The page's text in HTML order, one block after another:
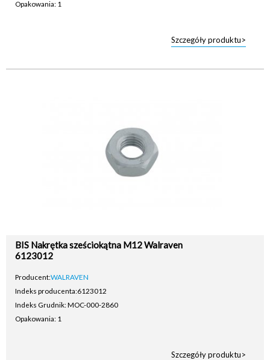
Opakowania: 1
Szczegóły produktu>
BIS Nakrętka sześciokątna M12 Walraven
6123012
Producent:WALRAVEN
Indeks producenta:6123012
Indeks Grudnik: MOC-000-2860
Opakowania: 1
Szczegóły produktu>